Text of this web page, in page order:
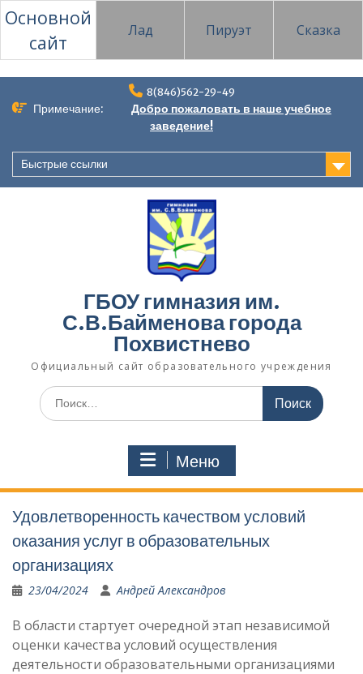
Основной
сайт
Лад Пируэт Сказка
содержимому
8(846)562-29-49
Примечание:
Добро пожаловать в наше учебное
заведение!
Быстрые ссылки
ГБОУ гимназия им.
С.В.Байменова города
Похвистнево
Официальный сайт образовательного учреждения
Поиск
по:
Меню
Удовлетворенность качеством условий
оказания услуг в образовательных
организациях
23/04/2024 Андрей Александров
В области стартует очередной этап независимой
оценки качества условий осуществления
деятельности образовательными организациями